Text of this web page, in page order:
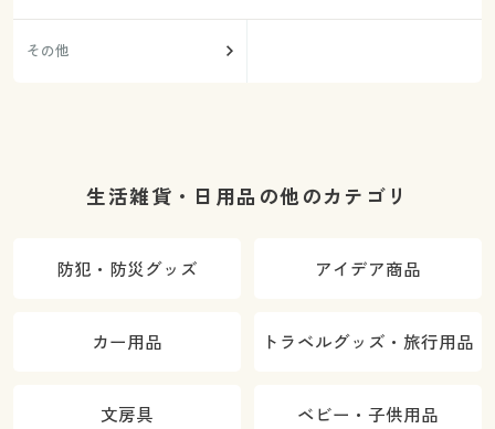
その他
生活雑貨・日用品の他のカテゴリ
防犯・防災グッズ アイデア商品
カー用品 トラベルグッズ・旅行用品
文房具 ベビー・子供用品